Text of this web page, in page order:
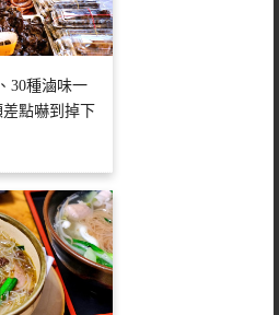
30種滷味一
點嚇到掉下